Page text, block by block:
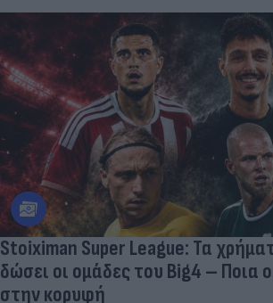
Stoiximan Super League: Τα
δώσει οι ομάδες του Big4 – Ποια
στην κορυφή